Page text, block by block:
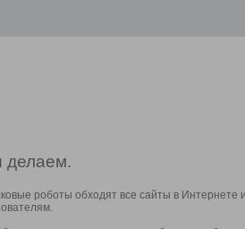
делаем.
роботы обходят все сайты в